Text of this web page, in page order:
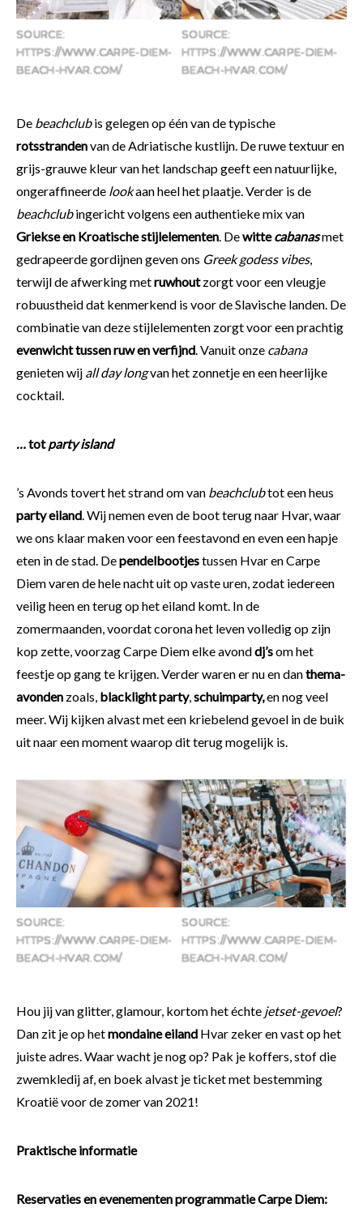
SOURCE:
HTTPS://WWW.CARPE-DIEM-
BEACH-HVAR.COM/
SOURCE:
HTTPS://WWW.CARPE-DIEM-
BEACH-HVAR.COM/
De beachclubis gelegen op één van de typische
rotsstrandenvan de Adriatische kustlijn. De ruwe textuur en
grijs-grauwe kleur van het landschap geeft een natuurlijke,
ongeraffineerde lookaan heel het plaatje. Verder is de
beachclubingericht volgens een authentieke mix van
Griekse en Kroatische stijlelementen . Dewittecabanasmet
gedrapeerde gordijnen geven ons Greek godess vibes,
terwijl de afwerking metruwhoutzorgt voor een vleugje
robuustheid dat kenmerkend is voor de Slavische landen. De
combinatie van deze stijlelementen zorgt voor een prachtig
evenwicht tussen ruw en verfijnd . Vanuit onze cabana
genieten wij all day longvan het zonnetje en een heerlijke
cocktail.
…totparty island
’s Avonds tovert het strand om van beachclubtot een heus
party eiland . Wij nemen even de boot terug naar Hvar, waar
we ons klaar maken voor een feestavond en even een hapje
eten in de stad. Dependelbootjestussen Hvar en Carpe
Diem varen de hele nacht uit op vaste uren, zodat iedereen
veilig heen en terug op het eiland komt. In de
zomermaanden, voordat corona het leven volledig op zijn
kop zette, voorzag Carpe Diem elke avonddj’som het
feestje op gang te krijgen. Verder waren er nu en danthema-
avonden zoals, blacklight party, schuimparty,en nog veel
meer. Wij kijken alvast met een kriebelend gevoel in de buik
uit naar een moment waarop dit terug mogelijk is.
SOURCE:
HTTPS://WWW.CARPE-DIEM-
BEACH-HVAR.COM/
SOURCE:
HTTPS://WWW.CARPE-DIEM-
BEACH-HVAR.COM/
Hou jij van glitter, glamour, kortom het échte jetset-gevoel?
Dan zit je op hetmondaine eiland Hvar zeker en vast op het
juiste adres. Waar wacht je nog op? Pak je koffers, stof die
zwemkledij af, en boek alvast je ticket met bestemming
Kroatië voor de zomer van 2021!
Praktische informatie
Reservaties en evenementen programmatie Carpe Diem: